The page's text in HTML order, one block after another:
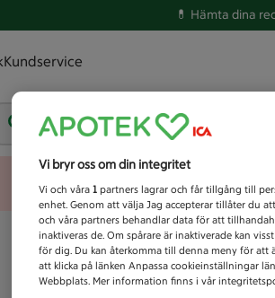
💊 Hämta dina
Kundservice
Vad letar du efter idag?
Vi bryr oss om din integritet
Vi och våra 1 partners lagrar och får tillgång till
enhet. Genom att välja Jag accepterar tillåter du
och våra partners behandlar data för att
inaktiveras de. Om spårare är inaktiverade kan
för dig. Du kan återkomma till denna meny för att
att klicka på länken Anpassa cookieinställningar
Webbplats. Mer information finns i vår